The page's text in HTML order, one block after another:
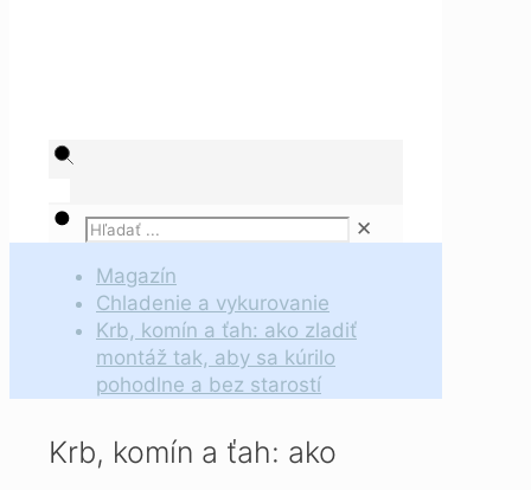
✕
Magazín
Chladenie a vykurovanie
Krb, komín a ťah: ako zladiť
montáž tak, aby sa kúrilo
pohodlne a bez starostí
Krb, komín a ťah: ako